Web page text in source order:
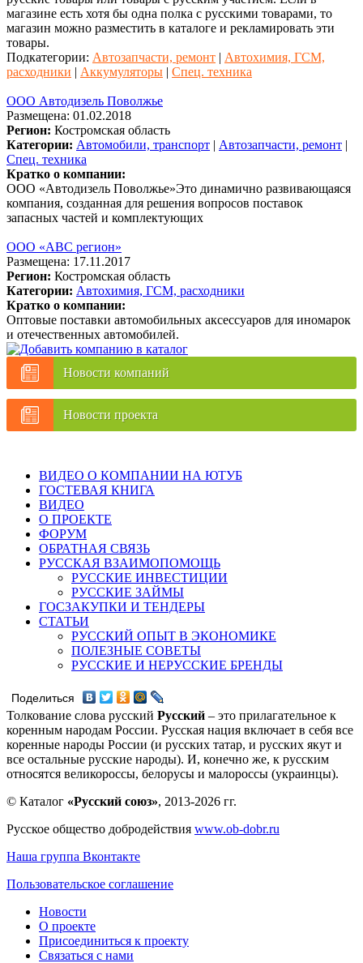
магазине есть хотя бы одна полка с русскими товарами, то
магазин можно разместить в каталоге и рекламировать эти
товары.
Подкатегории: Автозапчасти, ремонт | Автохимия, ГСМ,
расходники | Аккумуляторы | Спец. техника
ООО Автодизель Поволжье
Размещена: 01.02.2018
Регион: Костромская область
Категории: Автомобили, транспорт | Автозапчасти, ремонт |
Спец. техника
Кратко о компании:
ООО «Автодизель Поволжье»Это динамично развивающаяся
компания, созданная для решения вопросов поставок
запасных частей и комплектующих
ООО «АВС регион»
Размещена: 17.11.2017
Регион: Костромская область
Категории: Автохимия, ГСМ, расходники
Кратко о компании:
Оптовые поставки автомобильных аксессуаров для иномарок
и отечественных автомобилей.
Новости компаний
Новости проекта
ВИДЕО О КОМПАНИИ НА ЮТУБ
ГОСТЕВАЯ КНИГА
ВИДЕО
О ПРОЕКТЕ
ФОРУМ
ОБРАТНАЯ СВЯЗЬ
РУССКАЯ ВЗАИМОПОМОЩЬ
РУССКИЕ ИНВЕСТИЦИИ
РУССКИЕ ЗАЙМЫ
ГОСЗАКУПКИ И ТЕНДЕРЫ
СТАТЬИ
РУССКИЙ ОПЫТ В ЭКОНОМИКЕ
ПОЛЕЗНЫЕ СОВЕТЫ
РУССКИЕ И НЕРУССКИЕ БРЕНДЫ
Поделиться
Толкование слова русский Русский – это прилагательное к
коренным народам России. Русская нация включает в себя все
коренные народы России (и русских татар, и русских якут и
все остальные русские народы). И, конечно же, к русским
относятся великороссы, белорусы и малороссы (украинцы).
© Каталог «Русский союз», 2013-2026 гг.
Русское общество добродействия www.ob-dobr.ru
Наша группа Вконтакте
Пользовательское соглашение
Новости
О проекте
Присоединиться к проекту
Связаться с нами